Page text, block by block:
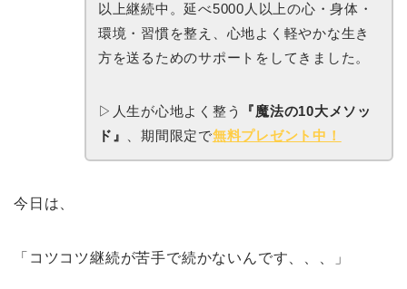
以上継続中。延べ5000人以上の心・身体・
環境・習慣を整え、心地よく軽やかな生き
方を送るためのサポートをしてきました。
▷人生が心地よく整う
『魔法の10大メソッ
ド』
、期間限定で無料プレゼント中！
今日は、
「コツコツ継続が苦手で続かないんです、、、」